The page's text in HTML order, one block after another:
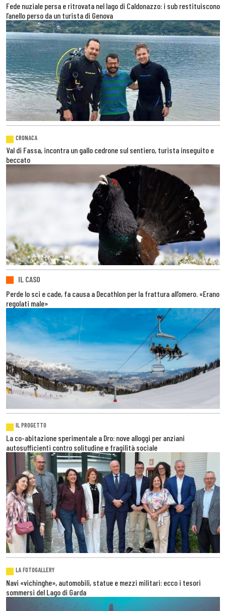
Fede nuziale persa e ritrovata nel lago di Caldonazzo: i sub restituiscono
l’anello perso da un turista di Genova
CRONACA
Val di Fassa, incontra un gallo cedrone sul sentiero, turista inseguito e
beccato
IL CASO
Perde lo sci e cade, fa causa a Decathlon per la frattura all’omero. «Erano
regolati male»
IL PROGETTO
La co-abitazione sperimentale a Dro: nove alloggi per anziani
autosufficienti contro solitudine e fragilità sociale
LA FOTOGALLERY
Navi «vichinghe», automobili, statue e mezzi militari: ecco i tesori
sommersi del Lago di Garda